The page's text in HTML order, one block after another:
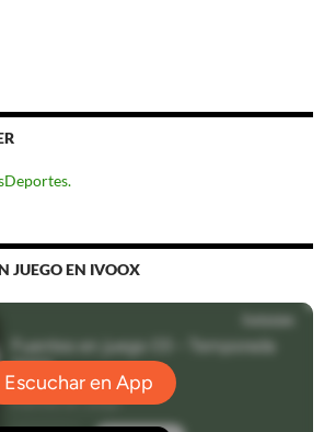
JUEGO EN IVOOX